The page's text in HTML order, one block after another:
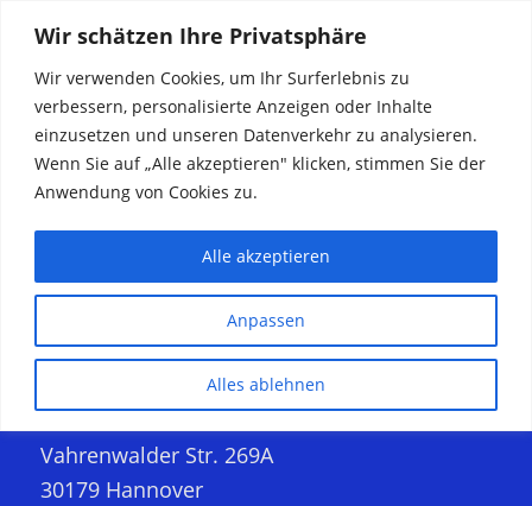
Wir schätzen Ihre Privatsphäre
Wir verwenden Cookies, um Ihr Surferlebnis zu
verbessern, personalisierte Anzeigen oder Inhalte
einzusetzen und unseren Datenverkehr zu analysieren.
Wenn Sie auf „Alle akzeptieren" klicken, stimmen Sie der
Anwendung von Cookies zu.
Anpassen
Alles ablehnen
Alle akzeptieren
Willkommen
bei talicom
talicom GmbH
Vahrenwalder Str. 269A
30179 Hannover